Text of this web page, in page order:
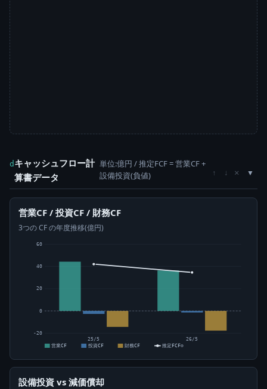
d キャッシュフロー計
算書データ
単位:億円 / 推定FCF = 営業CF +
設備投資(負値)
↑ ↓ ×
営業CF / 投資CF / 財務CF
3つの CF の年度推移(億円)
-20
0
20
40
60
25/5
26/5
営業CF
投資CF 財務CF 推定FCF⊙
設備投資 vs 減価償却